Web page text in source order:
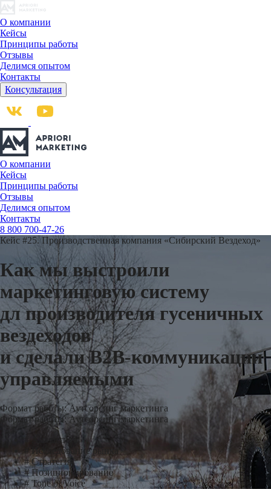
О компании
Кейсы
Принципы работы
Отзывы
Делимся опытом
Контакты
Консультация
О компании
Кейсы
Принципы работы
Отзывы
Делимся опытом
Контакты
8 800 700-47-26
Кейс #25.Производственная компания «Сибирский Вездеход»
Как мы выстроили
маркетинговую систему
дл производителя гусеничных
вездеходов
и сделали B2B-коммуникации
управляемыми
Формат работы: Аутсорсинг маркетинга
Формат работы: Аутсорсинг маркетинга
Аналитика
#Исследование рынка
#Стратегия
#Позиционирование
# Tone of Voice